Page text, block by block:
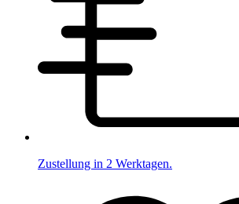
Zustellung in 2 Werktagen.